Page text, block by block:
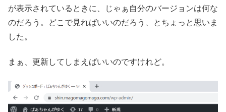
が表示されているときに、じゃぁ自分のバージョンは何な
のだろう。どこで見ればいいのだろう、とちょっと思いま
した。
まぁ、更新してしまえばいいのですけれど。